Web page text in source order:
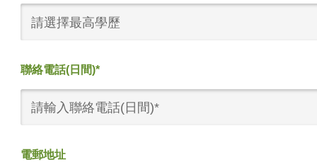
請選擇最高學歷
聯絡電話(日間)*
電郵地址